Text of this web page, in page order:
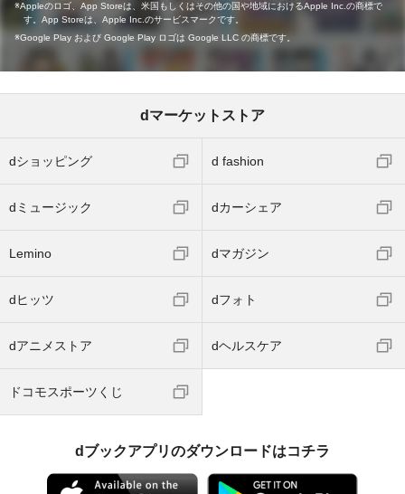
Appleのロゴ、App Storeは、米国もしくはその他の国や地域におけるApple Inc.の商標で
す。App Storeは、Apple Inc.のサービスマークです。
Google Play および Google Play ロゴは Google LLC の商標です。
dマーケットストア
dショッピング d fashion
dミュージック dカーシェア
Lemino dマガジン
dヒッツ dフォト
dアニメストア dヘルスケア
ドコモスポーツくじ
dブックアプリのダウンロードはコチラ